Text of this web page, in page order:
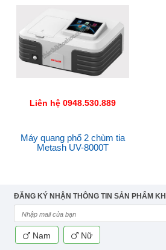
Liên hệ 0948.530.889
Máy quang phổ 2 chùm tia
Metash UV-8000T
ĐĂNG KÝ NHẬN THÔNG TIN SẢN PHẨM
Nam Nữ